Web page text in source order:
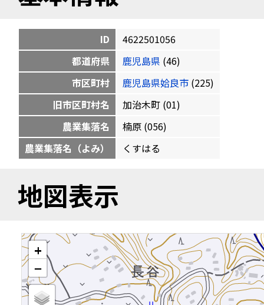
ID
4622501056
都道府県
鹿児島県 (46)
市区町村
鹿児島県姶良市 (225)
旧市区町村名
加治木町 (01)
農業集落名
楠原 (056)
農業集落名（よみ）
くすはる
地図表示
+
−